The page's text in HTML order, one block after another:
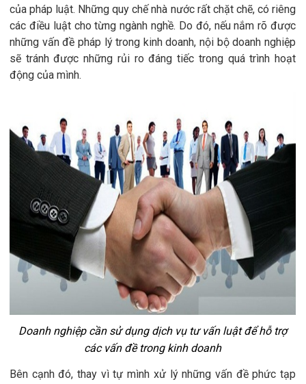
của pháp luật. Những quy chế nhà nước rất chặt chẽ, có riêng
các điều luật cho từng ngành nghề. Do đó, nếu nắm rõ được
những vấn đề pháp lý trong kinh doanh, nội bộ doanh nghiệp
sẽ tránh được những rủi ro đáng tiếc trong quá trình hoạt
động của mình.
Doanh nghiệp cần sử dụng dịch vụ tư vấn luật để hỗ trợ
các vấn đề trong kinh doanh
Bên cạnh đó, thay vì tự mình xử lý những vấn đề phức tạp